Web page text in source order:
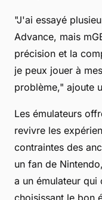
"J'ai essayé
Advance, mais
précision et la
je peux jouer à
problème," ajoute
Les émulateurs
revivre les
contraintes des
un fan de
a un émulateur
choisissant le bon